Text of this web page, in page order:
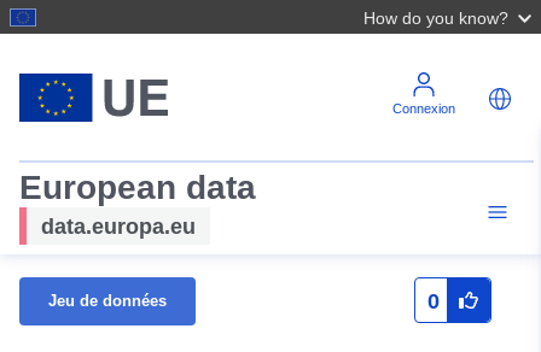
How do you know?
Connexion
European data
data.europa.eu
Jeu de données 0